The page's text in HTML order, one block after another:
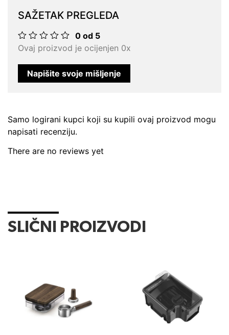
SAŽETAK PREGLEDA
Ocjenjeno
od
0 od 5
Ovaj proizvod je ocijenjen 0x
Napišite svoje mišljenje
There are no reviews yet
Samo logirani kupci koji su kupili ovaj proizvod mogu
napisati recenziju.
SLIČNI PROIZVODI